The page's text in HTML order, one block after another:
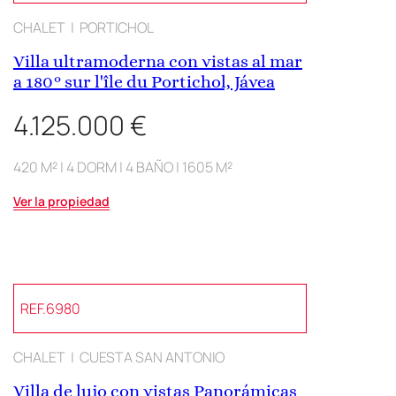
CHALET | PORTICHOL
Villa ultramoderna con vistas al mar
a 180° sur l'île du Portichol, Jávea
4.125.000 €
420 M² | 4 DORM | 4 BAÑO | 1605 M²
Ver la propiedad
REF.6980
CHALET | CUESTA SAN ANTONIO
Villa de lujo con vistas Panorámicas